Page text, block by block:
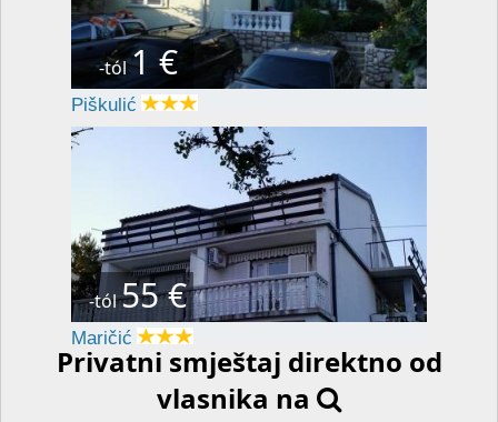
-tól1 €
Piškulić
-tól55 €
Maričić
Privatni smještaj direktno od
vlasnika na